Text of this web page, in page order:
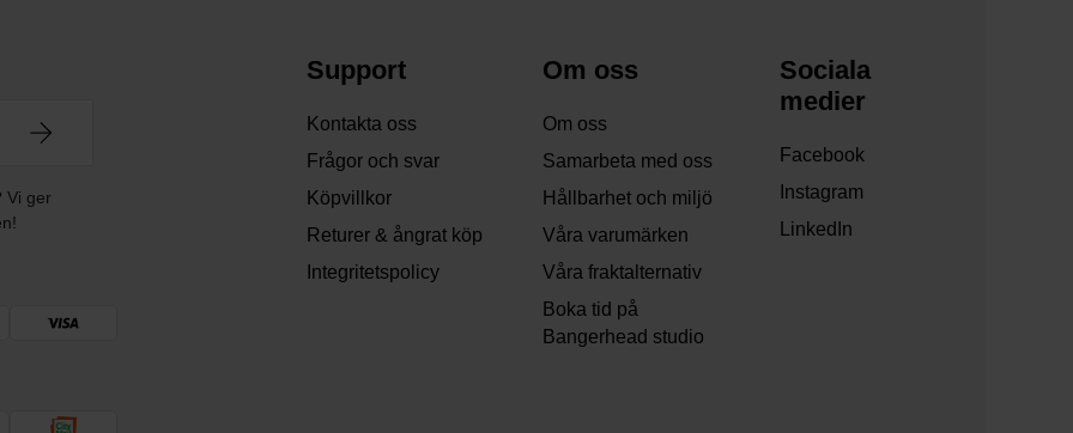
Vi ger
Support
Kontakta oss
Frågor och svar
Köpvillkor
Returer & ångrat köp
Integritetspolicy
Om oss
Om oss
Samarbeta med oss
Hållbarhet och miljö
Våra varumärken
Våra fraktalternativ
Boka tid på
Bangerhead studio
Sociala
medier
Facebook
Instagram
LinkedIn